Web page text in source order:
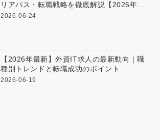
リアパス・転職戦略を徹底解説【2026年...
2026-06-24
【2026年最新】外資IT求人の最新動向｜職
種別トレンドと転職成功のポイント
2026-06-19